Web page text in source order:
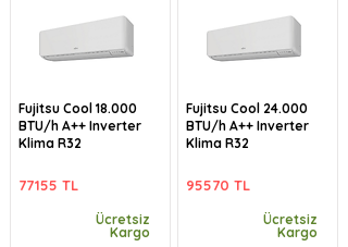
Fujitsu Cool 18.000
BTU/h A++ Inverter
Klima R32
77155 TL
Ücretsiz
Kargo
Fujitsu Cool 24.000
BTU/h A++ Inverter
Klima R32
95570 TL
Ücretsiz
Kargo